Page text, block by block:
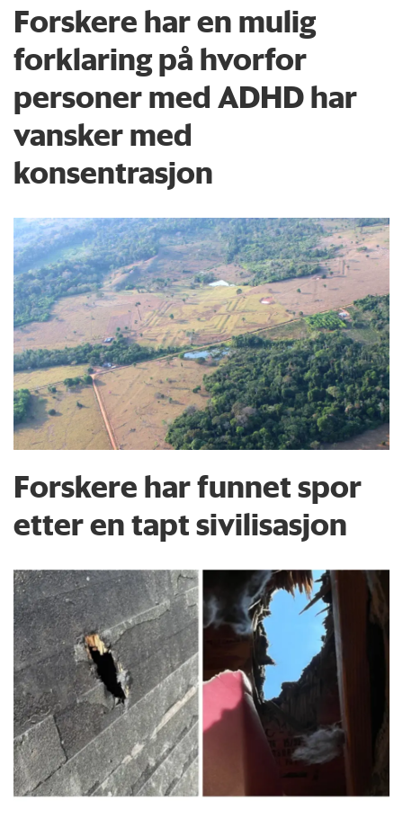
Forskere har en mulig
forklaring på hvorfor
personer med ADHD har
vansker med
konsentrasjon
Forskere har funnet spor
etter en tapt sivilisasjon